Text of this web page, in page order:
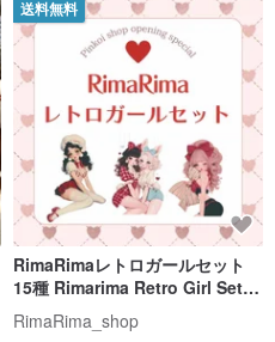
送料無料
RimaRimaレトロガールセット
15種 Rimarima Retro Girl Set
15 Pattern Pack
RimaRima_shop